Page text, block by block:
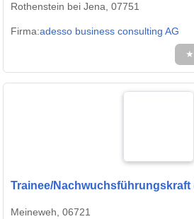
Rothenstein bei Jena, 07751
Firma:adesso business consulting AG
★
Trainee/Nachwuchsführungskraft
Meineweh, 06721